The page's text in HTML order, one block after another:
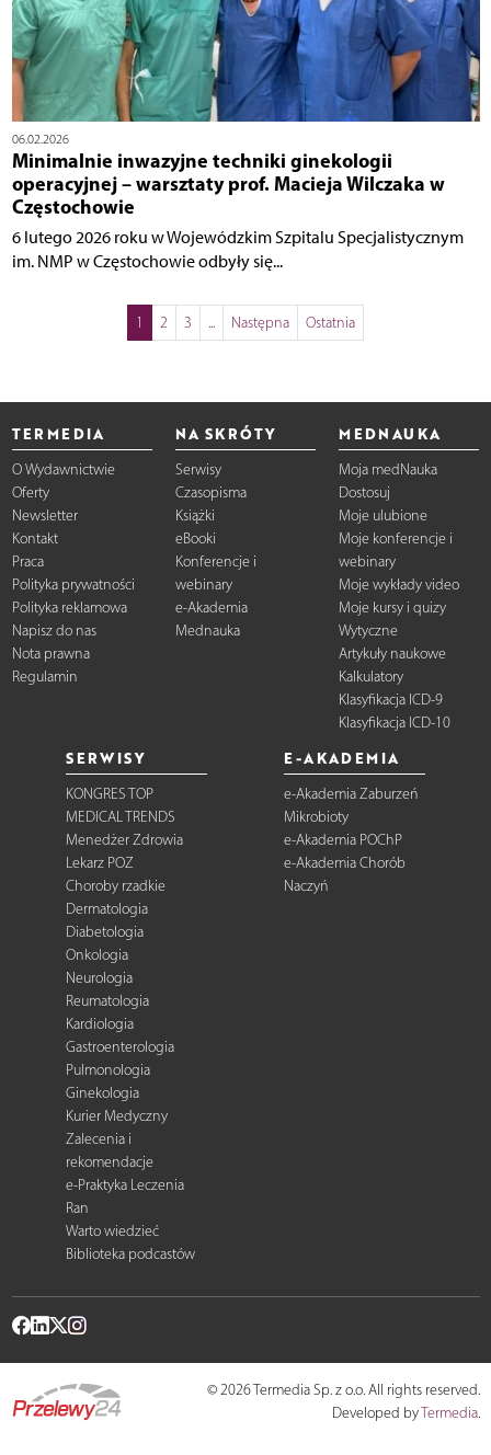
06.02.2026
Minimalnie inwazyjne techniki ginekologii
operacyjnej – warsztaty prof. Macieja Wilczaka w
Częstochowie
6 lutego 2026 roku w Wojewódzkim Szpitalu Specjalistycznym
im. NMP w Częstochowie odbyły się...
1 2 3 ... Następna Ostatnia
TERMEDIA
O Wydawnictwie
Oferty
Newsletter
Kontakt
Praca
Polityka prywatności
Polityka reklamowa
Napisz do nas
Nota prawna
Regulamin
NA SKRÓTY
Serwisy
Czasopisma
Książki
eBooki
Konferencje i
webinary
e-Akademia
Mednauka
MEDNAUKA
Moja medNauka
Dostosuj
Moje ulubione
Moje konferencje i
webinary
Moje wykłady video
Moje kursy i quizy
Wytyczne
Artykuły naukowe
Kalkulatory
Klasyfikacja ICD-9
Klasyfikacja ICD-10
SERWISY
KONGRES TOP
MEDICAL TRENDS
Menedżer Zdrowia
Lekarz POZ
Choroby rzadkie
Dermatologia
Diabetologia
Onkologia
Neurologia
Reumatologia
Kardiologia
Gastroenterologia
Pulmonologia
Ginekologia
Kurier Medyczny
Zalecenia i
rekomendacje
e-Praktyka Leczenia
Ran
Warto wiedzieć
Biblioteka podcastów
E-AKADEMIA
e-Akademia Zaburzeń
Mikrobioty
e-Akademia POChP
e-Akademia Chorób
Naczyń
© 2026 Termedia Sp. z o.o. All rights reserved.
Developed byTermedia.